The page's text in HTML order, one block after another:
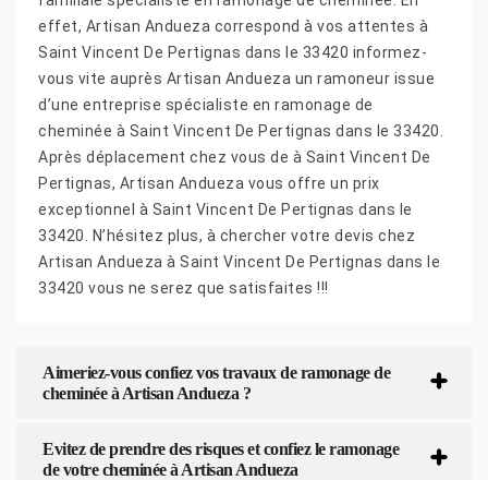
effet, Artisan Andueza correspond à vos attentes à
Saint Vincent De Pertignas dans le 33420 informez-
vous vite auprès Artisan Andueza un ramoneur issue
d’une entreprise spécialiste en ramonage de
cheminée à Saint Vincent De Pertignas dans le 33420.
Après déplacement chez vous de à Saint Vincent De
Pertignas, Artisan Andueza vous offre un prix
exceptionnel à Saint Vincent De Pertignas dans le
33420. N’hésitez plus, à chercher votre devis chez
Artisan Andueza à Saint Vincent De Pertignas dans le
33420 vous ne serez que satisfaites !!!
Aimeriez-vous confiez vos travaux de ramonage de
cheminée à Artisan Andueza ?
Evitez de prendre des risques et confiez le ramonage
de votre cheminée à Artisan Andueza